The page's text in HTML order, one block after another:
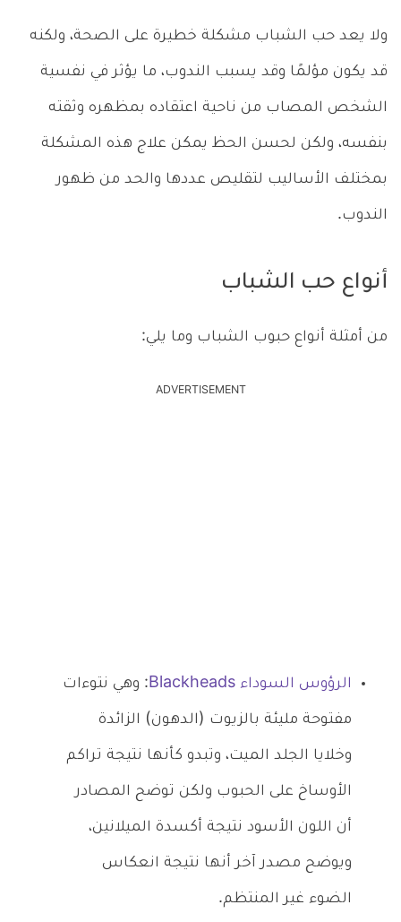
ولا يعد حب الشباب مشكلة خطيرة على الصحة، ولكنه
قد يكون مؤلمًا وقد يسبب الندوب، ما يؤثر في نفسية
الشخص المصاب من ناحية اعتقاده بمظهره وثقته
بنفسه، ولكن لحسن الحظ يمكن علاج هذه المشكلة
بمختلف الأساليب لتقليص عددها والحد من ظهور
الندوب.
أنواع حب الشباب
من أمثلة أنواع حبوب الشباب وما يلي:
ADVERTISEMENT
الرؤوس السوداء Blackheads : وهي نتوءات
مفتوحة مليئة بالزيوت (الدهون) الزائدة
وخلايا الجلد الميت، وتبدو كأنها نتيجة تراكم
الأوساخ على الحبوب ولكن توضح المصادر
أن اللون الأسود نتيجة أكسدة الميلانين،
ويوضح مصدر آخر أنها نتيجة انعكاس
الضوء غير المنتظم.